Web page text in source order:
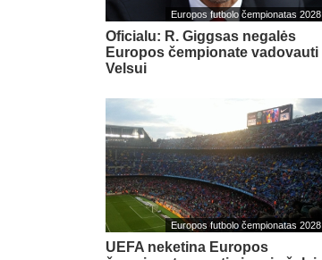
Europos futbolo čempionatas 2028
Oficialu: R. Giggsas negalės
Europos čempionate vadovauti
Velsui
Europos futbolo čempionatas 2028
UEFA neketina Europos